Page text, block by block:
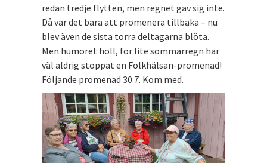
redan tredje flytten, men regnet gav sig inte.
Då var det bara att promenera tillbaka – nu
blev även de sista torra deltagarna blöta.
Men humöret höll, för lite sommarregn har
väl aldrig stoppat en Folkhälsan-promenad!
Följande promenad 30.7. Kom med.